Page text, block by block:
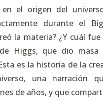
en el origen del
durante el
la materia? ¿Y cuál fue
Higgs, que dio masa
es la historia de la
una narración
de años, y que